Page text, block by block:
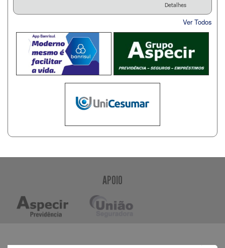
Detalhes
Ver Todos
APOIO